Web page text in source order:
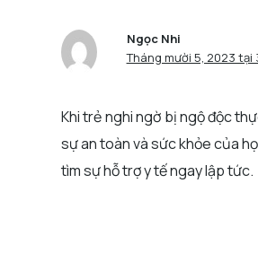
Ngọc Nhi
Tháng mười 5, 2023 tại
Khi trẻ nghi ngờ bị ngộ độc
sự an toàn và sức khỏe của
tìm sự hỗ trợ y tế ngay lập tức.